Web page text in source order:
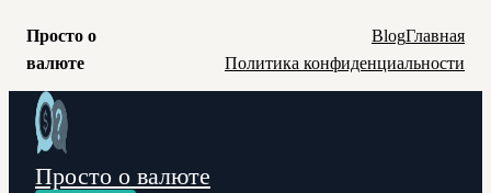
Просто о
валюте
BlogГлавная
Политика конфиденциальности
Перейти
содержимому
Просто о валюте